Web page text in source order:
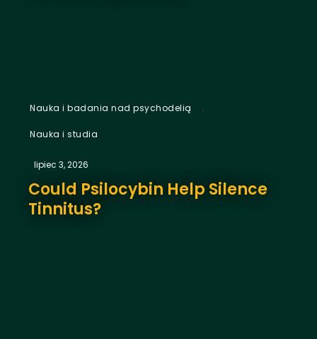
Nauka i badania nad psychodelią ,
Nauka i studia
lipiec 3, 2026
Could Psilocybin Help Silence
Tinnitus?